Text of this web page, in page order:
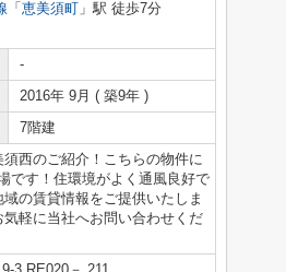
「 恵美須町 」駅 徒歩7分
-
2016年 9月 ( 築9年 )
7階建
西のご紹介！こちらの物件に
です！住環境がよく通風良好で
の賃貸情報をご提供いたしま
軽に当社へお問い合わせくだ